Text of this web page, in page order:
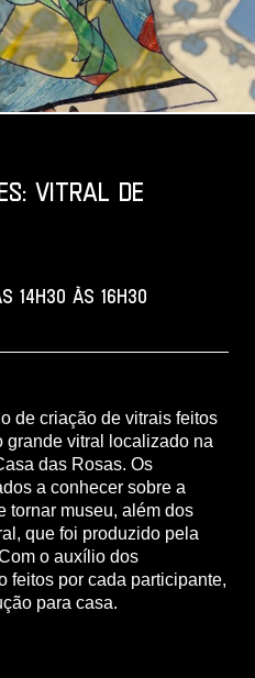
vitral de
14h30 às 16h30
de criação de vitrais feitos
grande vitral localizado na
das Rosas. Os
a conhecer sobre a
tornar museu, além dos
que foi produzido pela
o auxílio dos
feitos por cada participante,
para casa.